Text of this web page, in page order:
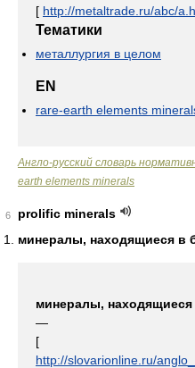
[ http://metaltrade.ru/abc/
Тематики
металлургия в целом
EN
rare-earth elements
Англо-русский словарь
earth elements minerals
6
prolific minerals
минералы, находящиеся в
минералы,
—
[
http://slovarionline.ru/